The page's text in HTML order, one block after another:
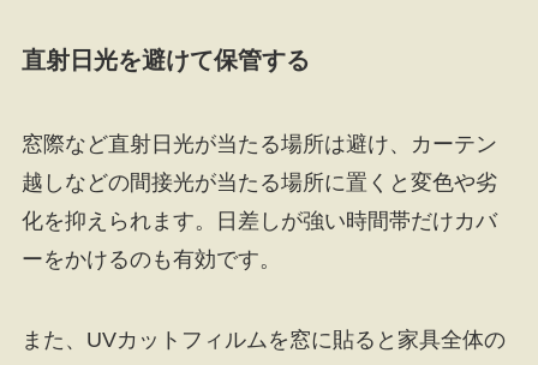
直射日光を避けて保管する
窓際など直射日光が当たる場所は避け、カーテン
越しなどの間接光が当たる場所に置くと変色や劣
化を抑えられます。日差しが強い時間帯だけカバ
ーをかけるのも有効です。
また、UVカットフィルムを窓に貼ると家具全体の